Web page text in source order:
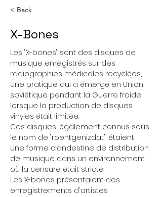
< Back
X-Bones
Les "X-bones" sont des disques de
musique enregistrés sur des
radiographies médicales recyclées,
une pratique qui a émergé en Union
soviétique pendant la Guerre froide
lorsque la production de disques
vinyles était limitée.
Ces disques, également connus sous
le nom de "roentgenizdat", étaient
une forme clandestine de distribution
de musique dans un environnement
où la censure était stricte.
Les X-bones présentaient des
enregistrements d'artistes